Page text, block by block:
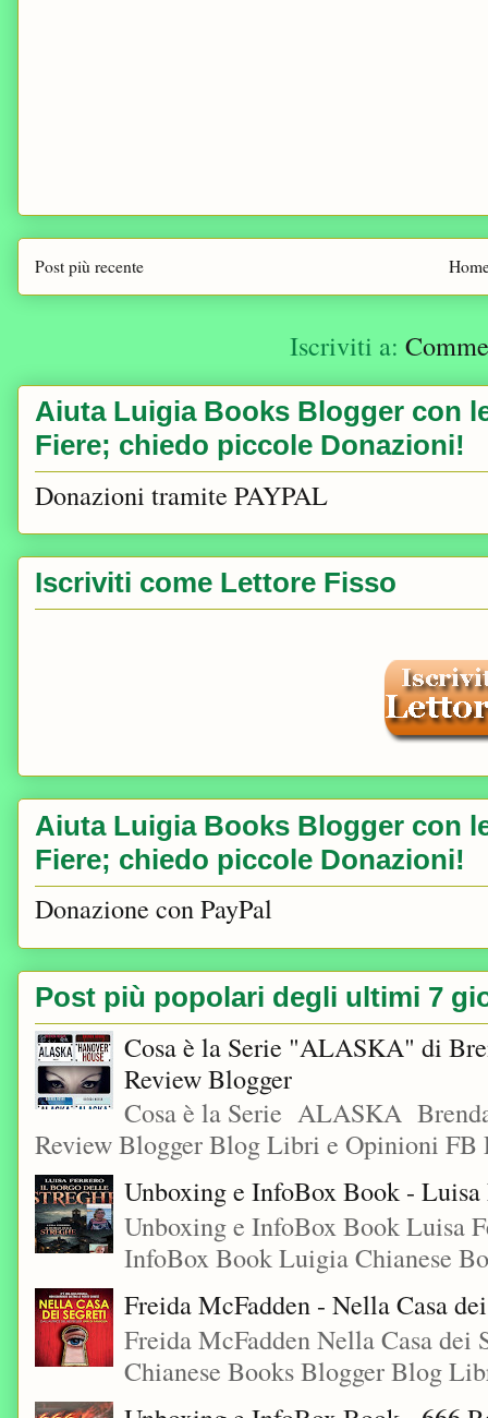
Post più recente
Iscriviti a:
Aiuta Luigia Books Blogger con
Fiere; chiedo piccole Donazioni!
Donazioni tramite PAYPAL
Iscriviti come Lettore Fisso
Aiuta Luigia Books Blogger con
Fiere; chiedo piccole Donazioni!
Donazione con PayPal
Post più popolari degli ultimi 7
Cosa è la Serie "ALASKA" di
Review Blogger
Cosa è la Serie ALASKA
Review Blogger Blog Libri e Opinioni
Unboxing e InfoBox Book -
Unboxing e InfoBox Book Luisa
InfoBox Book Luigia Chianese
Freida McFadden - Nella Casa
Freida McFadden Nella Casa
Chianese Books Blogger Blog